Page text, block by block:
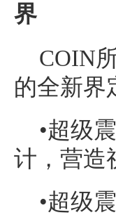
界
COIN
的全新界
•超级
计，营造
•超级